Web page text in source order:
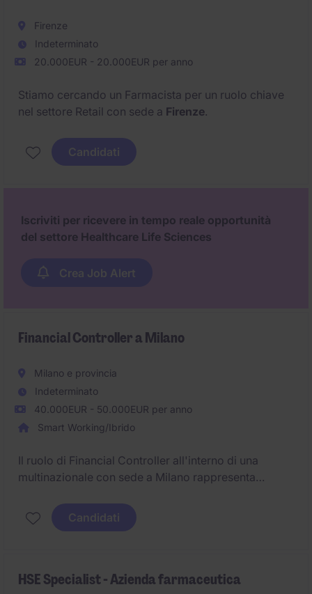
Firenze
Indeterminato
20.000EUR - 20.000EUR per anno
Stiamo cercando un Farmacista per un ruolo chiave
nel settore Retail con sede a Firenze.
Candidati
Iscriviti per ricevere in tempo reale opportunità
del settore Healthcare Life Sciences
Crea Job Alert
Financial Controller a Milano
Milano e provincia
Indeterminato
40.000EUR - 50.000EUR per anno
Smart Working/Ibrido
Il ruolo di Financial Controller all'interno di una
multinazionale con sede a Milano rappresenta
il monitoraggio delle attività finanziarie aziendali. La
posizione richiede solide capacità analitiche,
processo decisionale e garantire il rispetto degli
Candidati
HSE Specialist - Azienda farmaceutica